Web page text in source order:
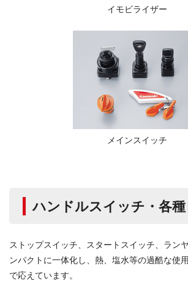
イモビライザー
メインスイッチ
ハンドルスイッチ・各
ストップスイッチ、スタートスイッチ、ラン
ンパクトに一体化し、熱、塩水等の過酷な使
で応えています。